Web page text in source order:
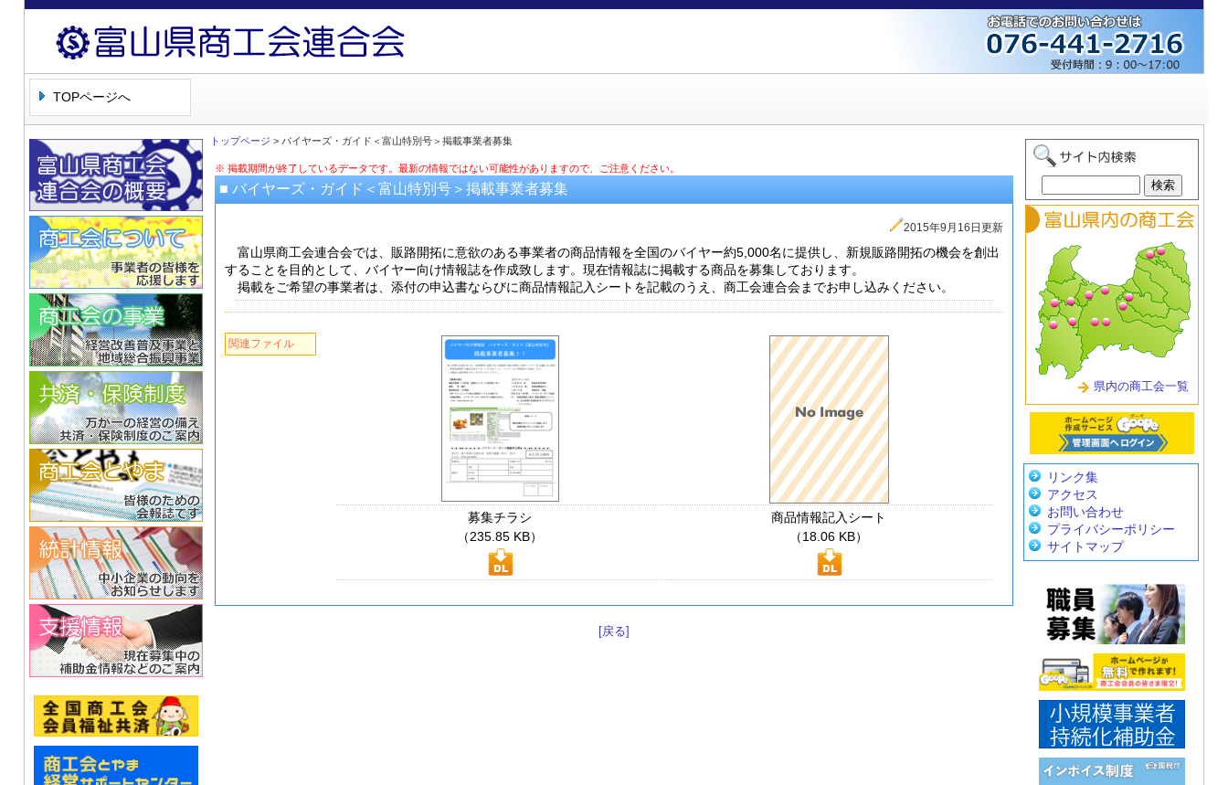
TOPページへ
トップページ > バイヤーズ・ガイド＜富山特別号＞掲載事業者募集
※ 掲載期間が終了しているデータです。最新の情報ではない可能性がありますので、ご注意ください。
■ バイヤーズ・ガイド＜富山特別号＞掲載事業者募集
2015年9月16日更新
富山県商工会連合会では、販路開拓に意欲のある事業者の商品情報を全国のバイヤー約5,000名に提供し、新規販路開拓の機会を創出
することを目的として、バイヤー向け情報誌を作成致します。現在情報誌に掲載する商品を募集しております。
掲載をご希望の事業者は、添付の申込書ならびに商品情報記入シートを記載のうえ、商工会連合会までお申し込みください。
関連ファイル
募集チラシ
（235.85 KB）
商品情報記入シート
（18.06 KB）
[戻る]
県内の商工会一覧
リンク集
アクセス
お問い合わせ
プライバシーポリシー
サイトマップ